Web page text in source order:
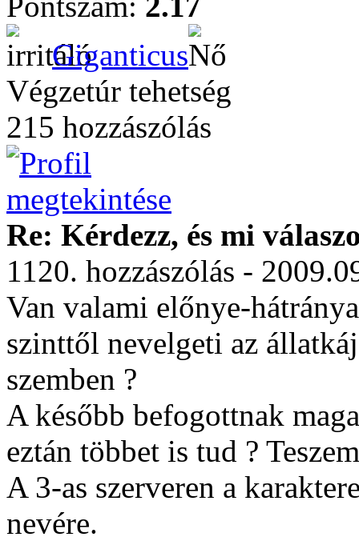
Giganticus
Végzetúr tehetség
215 hozzászólás
Re: Kérdezz, és mi
1120. hozzászólás -
Van valami előnye-
szinttől nevelgeti az
szemben ?
A később befogottnak
eztán többet is tud ?
A 3-as szerveren a
nevére.